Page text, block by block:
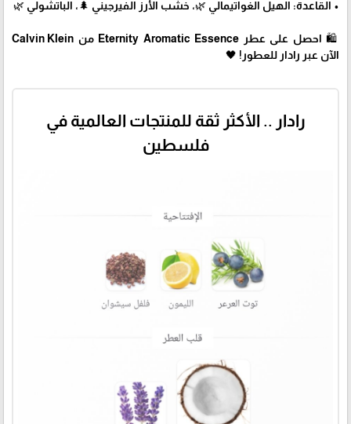
• القاعدة: الهيل الغواتيمالي 🌿، خشب الأرز الفيرجيني 🌲، الباتشولي 🌿
🛍 احصل على عطر Eternity Aromatic Essence من Calvin Klein
الآن عبر رادار للعطور! 🖤
رادار .. الأكثر ثقة للمنتجات العالمية في
فلسطين